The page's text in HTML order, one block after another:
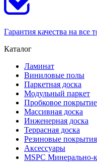
Гарантия качества на все
Каталог
Ламинат
Виниловые полы
Паркетная доска
Модульный паркет
Пробковое покрытие
Массивная доска
Инженерная доска
Террасная доска
Резиновые покрытия
Аксессуары
MSPC Минерально-